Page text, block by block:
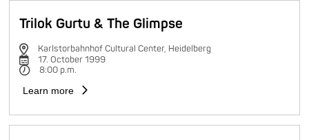
Trilok Gurtu & The Glimpse
Karlstorbahnhof Cultural Center, Heidelberg
17. October 1999
8:00 p.m.
Learn more